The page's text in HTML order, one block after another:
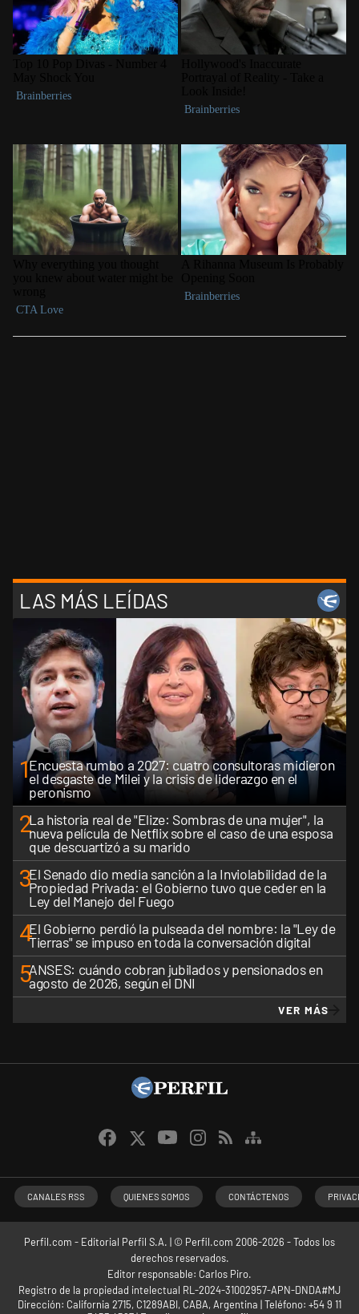
LAS MÁS LEÍDAS
1Encuesta rumbo a 2027: cuatro consultoras midieron
el desgaste de Milei y la crisis de liderazgo en el
peronismo
2La historia real de "Elize: Sombras de una mujer", la
nueva película de Netflix sobre el caso de una esposa
que descuartizó a su marido
3El Senado dio media sanción a la Inviolabilidad de la
Propiedad Privada: el Gobierno tuvo que ceder en la
Ley del Manejo del Fuego
4El Gobierno perdió la pulseada del nombre: la "Ley de
Tierras" se impuso en toda la conversación digital
5ANSES: cuándo cobran jubilados y pensionados en
agosto de 2026, según el DNI
VER MÁS
CANALES RSS QUIENES SOMOS CONTÁCTENOS
Perfil.com - Editorial Perfil S.A. | © Perfil.com 2006-2026 - Todos los
derechos reservados.
Editor responsable: Carlos Piro.
Registro de la propiedad intelectual RL-2024-31002957-APN-DNDA#MJ
Dirección: California 2715, C1289ABI, CABA, Argentina | Teléfono: +54 9 11